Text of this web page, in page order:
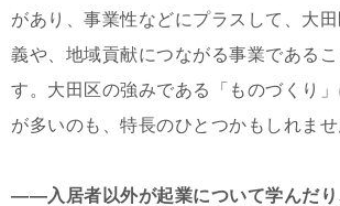
があり、事業性などにプラスして、大
義や、地域貢献につながる事業である
す。大田区の強みである「ものづくり
が多いのも、特長のひとつかもしれませ
――入居者以外が起業について学んだり